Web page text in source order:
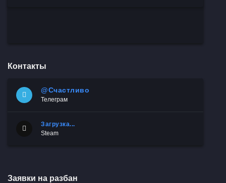
Контакты
@Счастливо
Телеграм
Загрузка...
Steam
Заявки на разбан